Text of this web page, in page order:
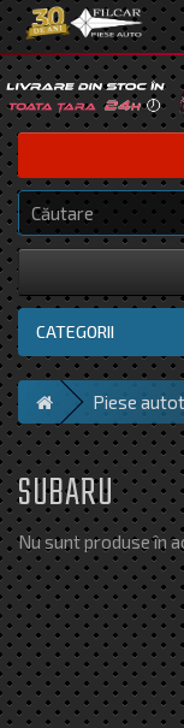
CATEGORII
Piese
SUBARU
Nu sunt produse în